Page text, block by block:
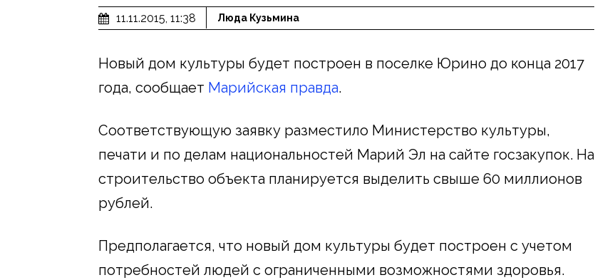
11.11.2015, 11:38 Люда Кузьмина
Новый дом культуры будет построен в поселке Юрино до конца 2017
года, сообщает Марийская правда.
Соответствующую заявку разместило Министерство культуры,
печати и по делам национальностей Марий Эл на сайте госзакупок. На
строительство объекта планируется выделить свыше 60 миллионов
рублей.
Предполагается, что новый дом культуры будет построен с учетом
потребностей людей с ограниченными возможностями здоровья.